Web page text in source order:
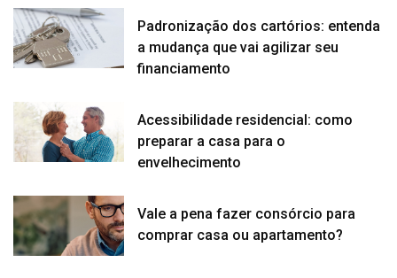
Padronização dos cartórios: entenda
a mudança que vai agilizar seu
financiamento
Acessibilidade residencial: como
preparar a casa para o
envelhecimento
Vale a pena fazer consórcio para
comprar casa ou apartamento?